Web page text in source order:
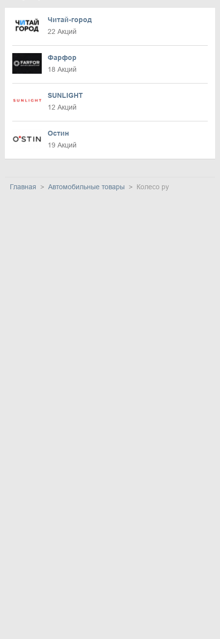
Читай-город
22 Акций
Фарфор
18 Акций
SUNLIGHT
12 Акций
Остин
19 Акций
Главная Автомобильные товары Колесо ру